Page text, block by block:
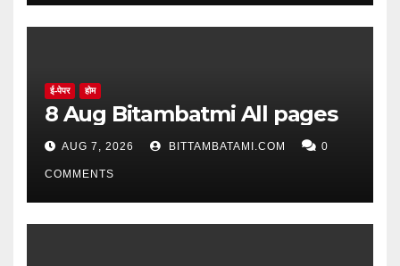
ई-पेपर होम
8 Aug Bitambatmi All pages
AUG 7, 2026 BITTAMBATAMI.COM 0
COMMENTS